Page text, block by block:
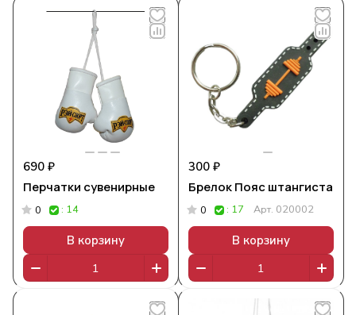
690 ₽
Перчатки сувенирные
0 : 14
В корзину
300 ₽
Брелок Пояс штангиста
0 : 17 Арт. 020002
В корзину